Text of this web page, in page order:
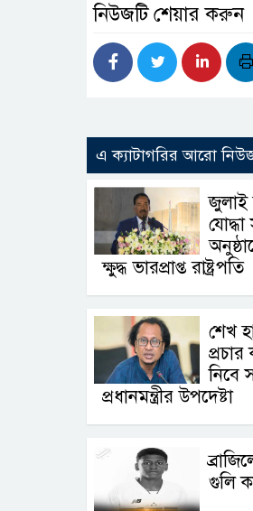
নিউজটি শেয়ার করুন
এ ক্যাটাগরির আরো
যোদ্ধা
ক্ষুদ্ধ ভারপ্রাপ্ত রাষ্ট্রপতি
শেখ
নিবে
প্রধানমন্ত্রীর উপদেষ্টা
গুলি